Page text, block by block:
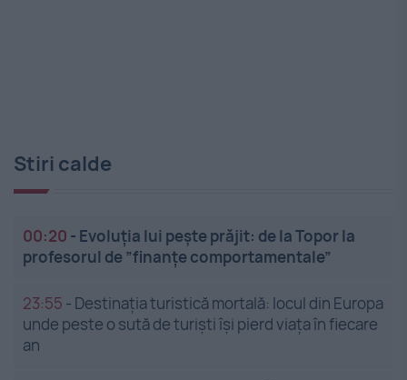
Stiri calde
00:20 - Evoluția lui pește prăjit: de la Topor la
profesorul de ”finanțe comportamentale”
23:55 - Destinația turistică mortală: locul din Europa
unde peste o sută de turiști își pierd viața în fiecare
an